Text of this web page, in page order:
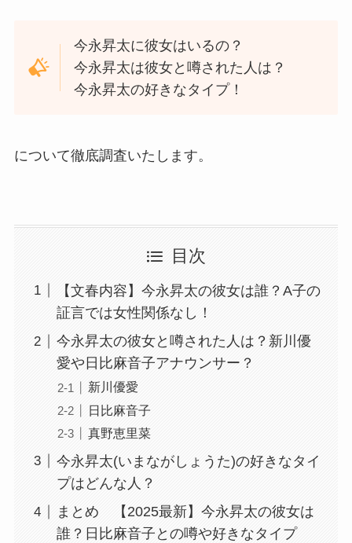
今永昇太に彼女はいるの？
今永昇太は彼女と噂された人は？
今永昇太の好きなタイプ！
について徹底調査いたします。
目次
【文春内容】今永昇太の彼女は誰？A子の
証言では女性関係なし！
今永昇太の彼女と噂された人は？新川優
愛や日比麻音子アナウンサー？
新川優愛
日比麻音子
真野恵里菜
今永昇太(いまながしょうた)の好きなタイ
プはどんな人？
まとめ 【2025最新】今永昇太の彼女は
誰？日比麻音子との噂や好きなタイプ